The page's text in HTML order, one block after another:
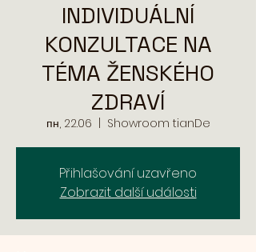
INDIVIDUÁLNÍ
KONZULTACE NA
TÉMA ŽENSKÉHO
ZDRAVÍ
пн, 22.06 Showroom tianDe
Přihlašování uzavřeno
Zobrazit další události